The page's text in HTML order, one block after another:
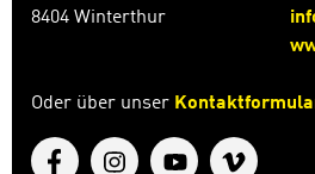
8404 Winterthur
Oder über unser